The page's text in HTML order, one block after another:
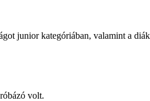
junior kategóriában, valamint a
volt.